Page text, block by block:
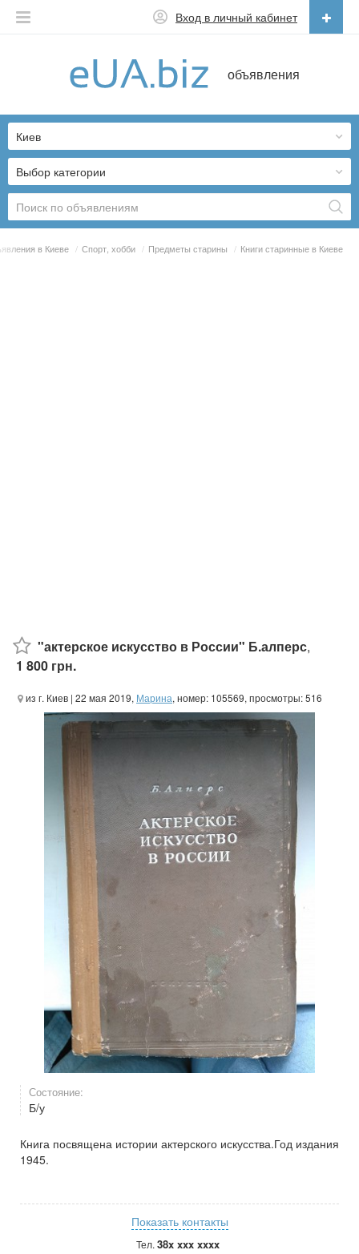
объявления
Вход в личный кабинет
Українська
Выбор категории
Киев
в Киеве / Спорт, хобби / Предметы старины / Книги старинные в Киеве
"актерское искусство в России" Б.алперс,
1 800 грн.
из г. Киев | 22 мая 2019, Марина, номер: 105569, просмотры: 516
Состояние:
Б/у
Книга посвящена истории актерского искусства.Год издания
1945.
Показать контакты
Тел. 38x xxx xxxx